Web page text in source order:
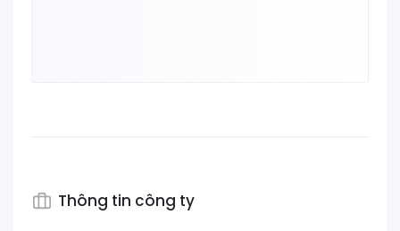
Thông tin công ty